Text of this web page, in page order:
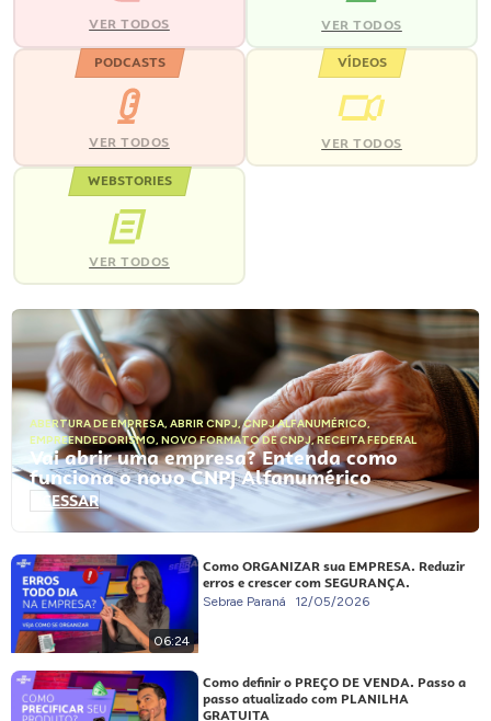
VER TODOS VER TODOS
PODCASTS
VER TODOS
VÍDEOS
VER TODOS
WEBSTORIES
VER TODOS
ABERTURA DE EMPRESA, ABRIR CNPJ,CNPJ ALFANUMÉRICO,
EMPREENDEDORISMO, NOVO FORMATO DE CNPJ,RECEITA FEDERAL
Vai abrir uma empresa? Entenda como
funciona o novo CNPJ Alfanumérico
ACESSAR
06:24
Como ORGANIZAR sua EMPRESA. Reduzir
erros e crescer com SEGURANÇA.
Sebrae Paraná 12/05/2026
Como definir o PREÇO DE VENDA. Passo a
passo atualizado com PLANILHA
GRATUITA